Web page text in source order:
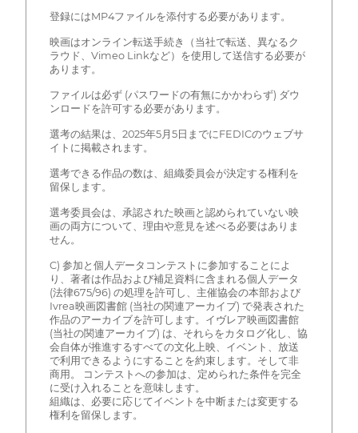
登録にはMP4ファイルを添付する必要があります。
映画はオンライン転送手続き（当社で転送、異なるク
ラウド、Vimeo Linkなど）を使用して送信する必要が
あります。
ファイルは必ず (パスワードの有無にかかわらず) ダウ
ンロードを許可する必要があります。
選考の結果は、2025年5月5日までにFEDICのウェブサ
イトに掲載されます。
選考できる作品の数は、組織委員会が決定する権利を
留保します。
選考委員会は、承認された映画と認められていない映
画の両方について、理由や意見を述べる必要はありま
せん。
C) 参加と個人データコンテストに参加することによ
り、著者は作品および補足資料に含まれる個人データ
(法律675/96) の処理を許可し、主催協会の本部および
Ivrea映画図書館 (当社の関連アーカイブ) で発表された
作品のアーカイブを許可します。イヴレア映画図書館
(当社の関連アーカイブ) は、それらをカタログ化し、協
会自体が推進するすべての文化上映、イベント、放送
で利用できるようにすることを約束します。そして非
商用。 コンテストへの参加は、定められた条件を完全
に受け入れることを意味します。
組織は、必要に応じてイベントを中断または変更する
権利を留保します。